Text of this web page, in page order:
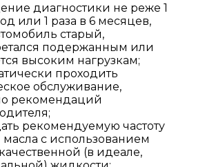
диагностики не реже 1
или 1 раза в 6 месяцев,
старый,
подержанным или
высоким нагрузкам;
проходить
обслуживание,
рекомендаций
рекомендуемую частоту
с использованием
(в идеале,